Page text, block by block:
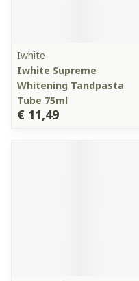
Iwhite
Iwhite Supreme
Whitening Tandpasta
Tube 75ml
€ 11,49